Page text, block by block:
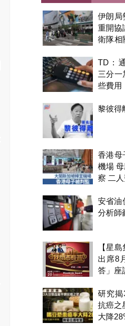
伊朗局
重開協
衛隊相
TD：
三分一
些費用
黎彼得
香港母
機場
察 二
安省
分析師
【星
出席8
答」座
研究
抗癌之
大降